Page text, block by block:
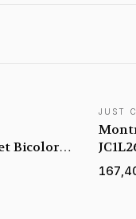
Bicolore
JUST